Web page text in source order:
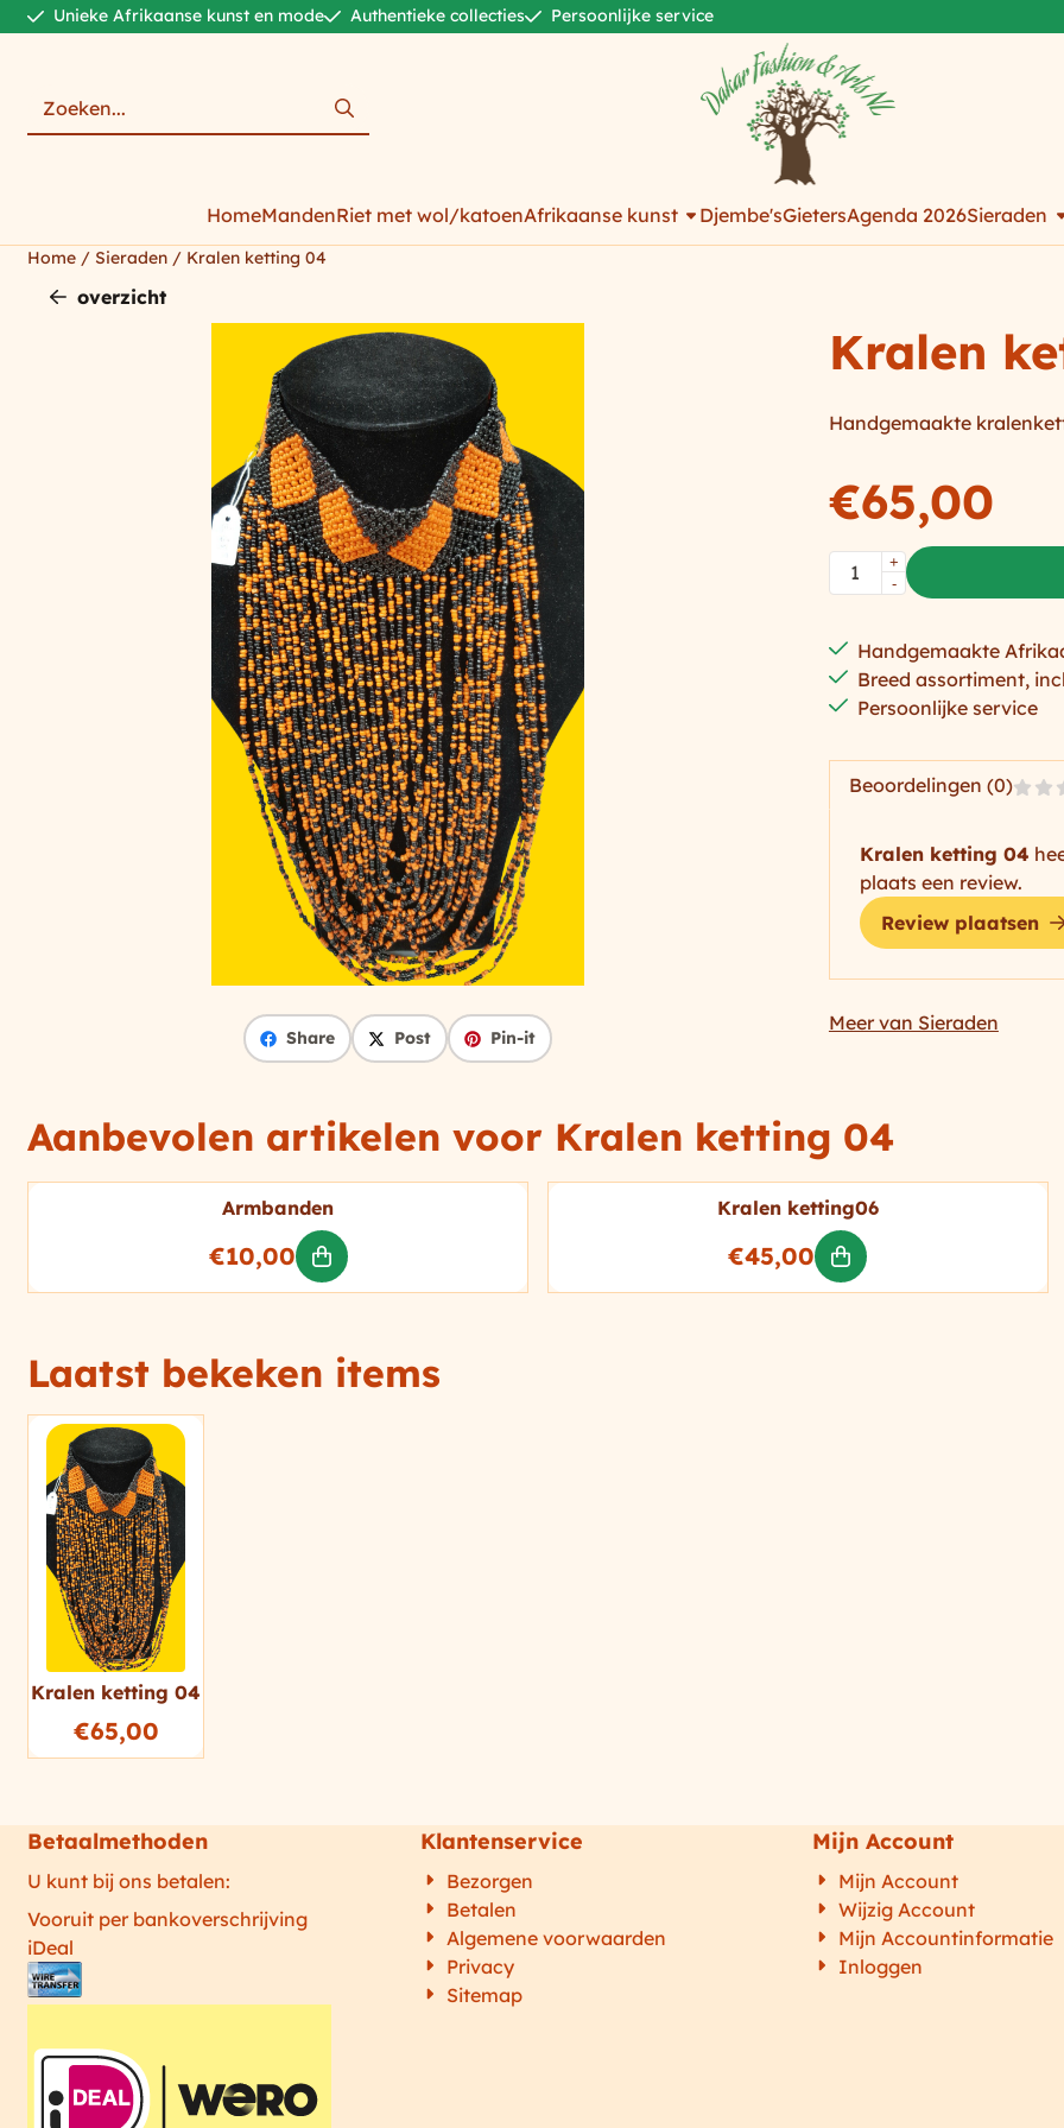
Cookievoorkeuren zijn momenteel gesloten.
Unieke Afrikaanse kunst en mode Authentieke collecties Persoonlijke service
Zoeken
HomeMandenRiet met wol/katoenAfrikaanse kunst Djembe'sGietersAgenda 2026Sieraden
Home / Sieraden / Kralen ketting 04
overzicht
Share Post Pin-it
Kralen
Handgemaakte
€65,00
Aantal
+
-
Handgemaakte
Breed assortiment,
Persoonlijke service
Beoordelingen (0)
Kralen ketting 04
plaats een review.
Review plaatsen
Meer van Sieraden
Aanbevolen artikelen voor Kralen ketting 04
Armbanden
Prijs: 10,00
€10,00
Kralen ketting06
Prijs: 45,00
€45,00
Laatst bekeken items
Kralen ketting 04
€65,00
Betaalmethoden
U kunt bij ons betalen:
Vooruit per bankoverschrijving
iDeal
Klantenservice
Bezorgen
Betalen
Algemene voorwaarden
Privacy
Sitemap
Mijn Account
Mijn Account
Wijzig Account
Mijn Accountinformatie
Inloggen